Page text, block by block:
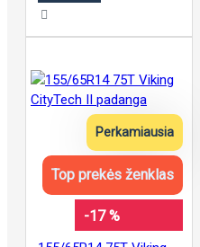
Perkamiausia
Top prekės ženklas
-17 %